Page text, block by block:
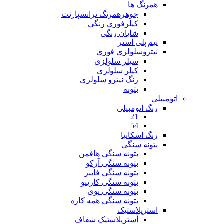
همرنگ ها
جوهرهمرنگ ترانسپارنت
کیلرفوری رنگی
شاپان رنگی
نیم پلی استر
نیتروسلولزی فوری
سیلر سلولزی
کیلر سلولزی
رنگ نیترو سلولزی
بتونه
اتومبیلی
رنگ اتومبیلی
21
54
رنگ اسکانیا
بتونه سنگی
بتونه سنگی هافمن
بتونه سنگی آرکو
بتونه سنگی فایبر
بتونه سنگی کارینو
بتونه سنگی نوی
بتونه سنگی همه کاره
استرپلاستیک
آسترپلاستیک شفاف